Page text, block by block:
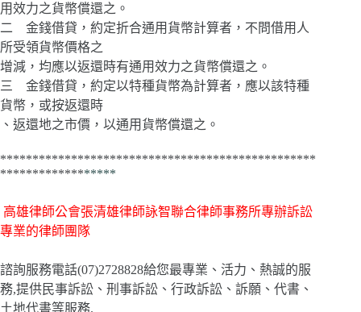
用效力之貨幣償還之。
二 金錢借貸，約定折合通用貨幣計算者，不問借用人
所受領貨幣價格之
增減，均應以返還時有通用效力之貨幣償還之。
三 金錢借貸，約定以特種貨幣為計算者，應以該特種
貨幣，或按返還時
、返還地之市價，以通用貨幣償還之。
*************************************************
******************
高雄律師公會張清雄律師詠智聯合律師事務所專辦訴訟
專業的律師團隊
諮詢服務電話(07)2728828給您最專業、活力、熱誠的服
務,提供民事訴訟、刑事訴訟、行政訴訟、訴願、代書、
土地代書等服務.